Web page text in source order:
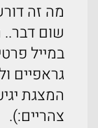
מה זה
שום דבר..
במייל
גראפיים
המצגת
צהריים:).